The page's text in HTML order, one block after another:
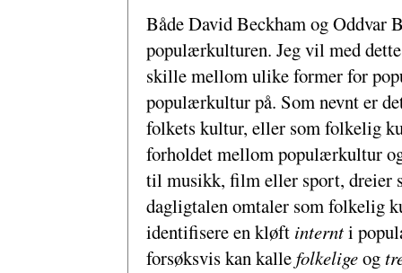
Både David Beckham og Oddvar
populærkulturen. Jeg vil med
skille mellom ulike former for
populærkultur på. Som nevnt er
folkets kultur, eller som folkelig
forholdet mellom populærkultur
til musikk, film eller sport, dreier
dagligtalen omtaler som folkelig
identifisere en kløft internti
forsøksvis kan kallefolkeligeog